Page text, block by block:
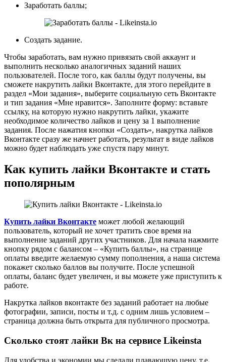
Заработать баллы;
Создать задание.
Чтобы заработать, вам нужно привязать свой аккаунт и
выполнить несколько аналогичных заданий наших
пользователей. После того, как баллы будут получены, вы
сможете накрутить лайки Вконтакте, для этого перейдите в
раздел «Мои задания», выберите социальную сеть Вконтакте
и тип задания «Мне нравится». Заполните форму: вставьте
ссылку, на которую нужно накрутить лайки, укажите
необходимое количество лайков и цену за 1 выполнение
задания. После нажатия кнопки «Создать», накрутка лайков
Вконтакте сразу же начнет работать, результат в виде лайков
можно будет наблюдать уже спустя пару минут.
Как купить лайки Вконтакте и стать
пополярным
Купить лайки Вконтакте может любой желающий
пользователь, который не хочет тратить свое время на
выполнение заданий других участников. Для начала нажмите
кнопку рядом с балансом – «Купить баллы», на странице
оплаты введите желаемую сумму пополнения, а наша система
покажет сколько баллов вы получите. После успешной
оплаты, баланс будет увеличен, и вы можете уже приступить к
работе.
Накрутка лайков вконтакте без заданий работает на любые
фотографии, записи, посты и т.д. с одним лишь условием –
страница должна быть открыта для публичного просмотра.
Сколько стоят лайки Вк на сервисе Likeinsta
Для удобства и экономии мы сделали плавающую цену, т.е.